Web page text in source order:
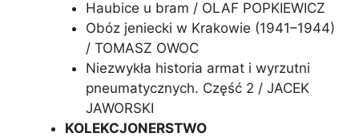
Haubice u bram / OLAF POPKIEWICZ
Obóz jeniecki w Krakowie (1941–1944)
/ TOMASZ OWOC
Niezwykła historia armat i wyrzutni
pneumatycznych. Część 2 / JACEK
JAWORSKI
KOLEKCJONERSTWO